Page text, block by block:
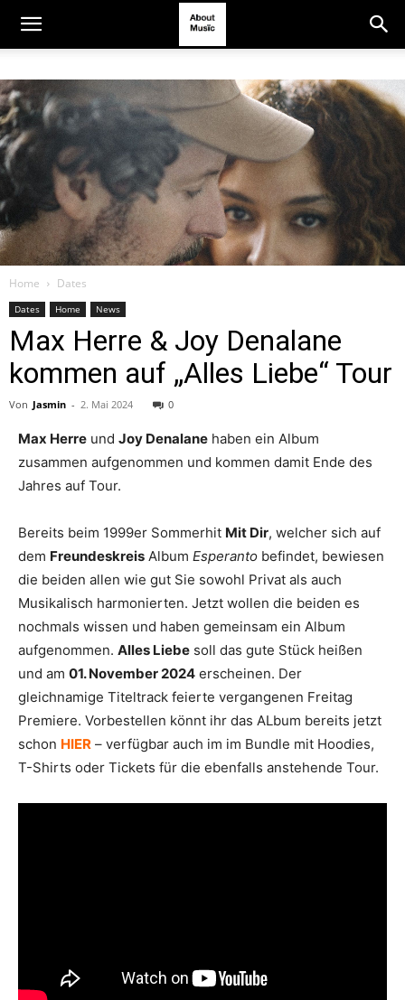
Home Dates
Dates Home News
Max Herre & Joy Denalane
kommen auf „Alles Liebe“ Tour
Von Jasmin - 2. Mai 2024 0
Max Herre und Joy Denalane haben ein Album
zusammen aufgenommen und kommen damit Ende des
Jahres auf Tour.
Bereits beim 1999er Sommerhit Mit Dir, welcher sich auf
dem Freundeskreis Album Esperanto befindet, bewiesen
die beiden allen wie gut Sie sowohl Privat als auch
Musikalisch harmonierten. Jetzt wollen die beiden es
nochmals wissen und haben gemeinsam ein Album
aufgenommen. Alles Liebe soll das gute Stück heißen
und am 01. November 2024 erscheinen. Der
gleichnamige Titeltrack feierte vergangenen Freitag
Premiere. Vorbestellen könnt ihr das ALbum bereits jetzt
schon HIER – verfügbar auch im im Bundle mit Hoodies,
T-Shirts oder Tickets für die ebenfalls anstehende Tour.